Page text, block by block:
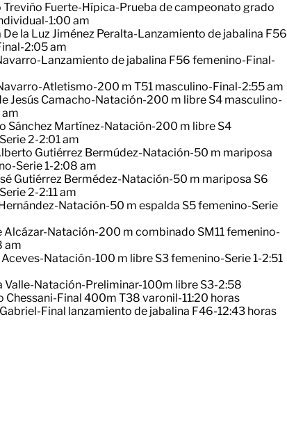
Treviño Fuerte-Hípica-Prueba de campeonato grado
1:00 am
De la Luz Jiménez Peralta-Lanzamiento de jabalina F56
2:05 am
Lanzamiento de jabalina F56 femenino-Final-
Atletismo-200 m T51 masculino-Final-2:55 am
Jesús Camacho-Natación-200 m libre S4 masculino-
am
Sánchez Martínez-Natación-200 m libre S4
2-2:01 am
Gutiérrez Bermúdez-Natación-50 m mariposa
Serie 1-2:08 am
Gutiérrez Bermédez-Natación-50 m mariposa S6
2-2:11 am
Natación-50 m espalda S5 femenino-Serie
Alcázar-Natación-200 m combinado SM11 femenino-
am
Natación-100 m libre S3 femenino-Serie 1-2:51
Valle-Natación-Preliminar-100m libre S3-2:58
Chessani-Final 400m T38 varonil-11:20 horas
Final lanzamiento de jabalina F46-12:43 horas